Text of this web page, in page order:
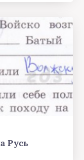
Русь